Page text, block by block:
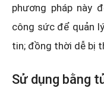
phương pháp này
công sức để quản
tin; đồng thời dễ bị
Sử dụng bằng